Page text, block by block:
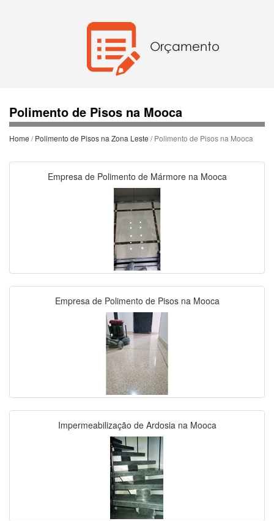
Polimento de Pisos na Mooca
Home /Polimento de Pisos na Zona Leste / Polimento de Pisos na Mooca
Empresa de Polimento de Mármore na Mooca
Empresa de Polimento de Pisos na Mooca
Impermeabilização de Ardosia na Mooca